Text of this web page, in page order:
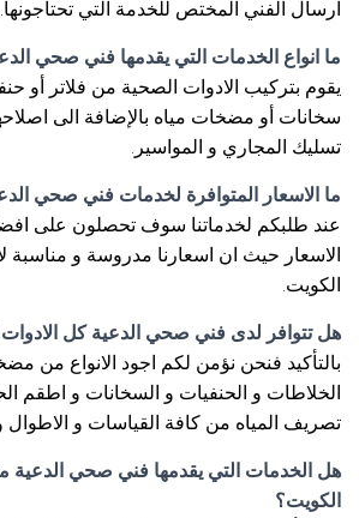
ارسال الفني المختص للخدمة التي تحتاجونها.
ما انواع الخدمات التي يقدمها فني صحي
يقوم بتركيب الادوات الصحية من فلاتر أو
سخانات أو مضخات مياه بالإضافة الى
تسليك المجاري و المواسير.
ما الاسعار المتوافرة لخدمات فني صحي
عند طلبكم لخدماتنا سوف تحصلون على
الاسعار حيث ان اسعارنا مدروسة و مناسبة
الكويت.
هل تتوافر لدى فني صحي الدعية كل
بالتأكيد فنحن نؤمن لكم اجود الانواع من
الخلاطات و الحنفيات و السخانات و اطقم
تصريف المياه من كافة القياسات و الاطوال
هل الخدمات التي يقدمها فني صحي الدعية
الكويت؟